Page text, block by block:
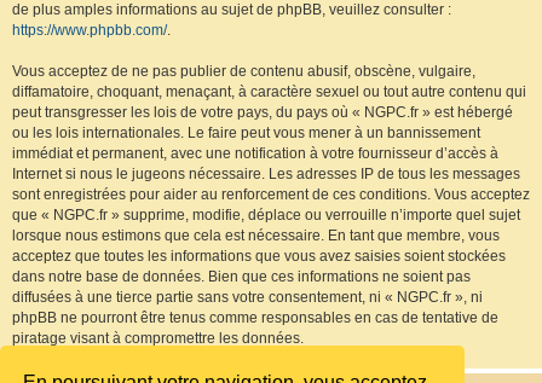
de plus amples informations au sujet de phpBB, veuillez consulter :
https://www.phpbb.com/.
Vous acceptez de ne pas publier de contenu abusif, obscène, vulgaire,
diffamatoire, choquant, menaçant, à caractère sexuel ou tout autre contenu qui
peut transgresser les lois de votre pays, du pays où « NGPC.fr » est hébergé
ou les lois internationales. Le faire peut vous mener à un bannissement
immédiat et permanent, avec une notification à votre fournisseur d’accès à
Internet si nous le jugeons nécessaire. Les adresses IP de tous les messages
sont enregistrées pour aider au renforcement de ces conditions. Vous acceptez
que « NGPC.fr » supprime, modifie, déplace ou verrouille n’importe quel sujet
lorsque nous estimons que cela est nécessaire. En tant que membre, vous
acceptez que toutes les informations que vous avez saisies soient stockées
dans notre base de données. Bien que ces informations ne soient pas
diffusées à une tierce partie sans votre consentement, ni « NGPC.fr », ni
phpBB ne pourront être tenus comme responsables en cas de tentative de
piratage visant à compromettre les données.